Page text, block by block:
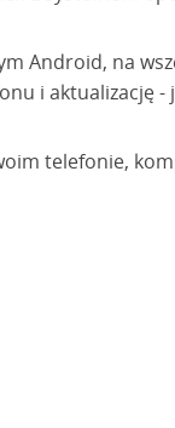
Android, na
i aktualizację -
telefonie,